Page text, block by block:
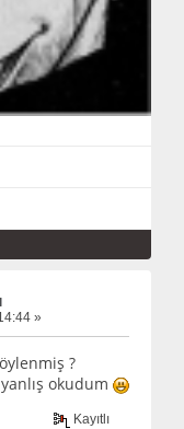
»
?
okudum
Kayıtlı